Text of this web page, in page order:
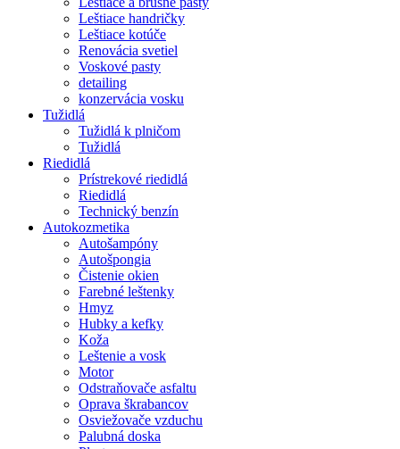
Leštiace handričky
Leštiace kotúče
Renovácia svetiel
Voskové pasty
detailing
konzervácia vosku
Tužidlá
Tužidlá k plničom
Tužidlá
Riedidlá
Prístrekové riedidlá
Riedidlá
Technický benzín
Autokozmetika
Autošampóny
Autošpongia
Čistenie okien
Farebné leštenky
Hmyz
Hubky a kefky
Koža
Leštenie a vosk
Motor
Odstraňovače asfaltu
Oprava škrabancov
Osviežovače vzduchu
Palubná doska